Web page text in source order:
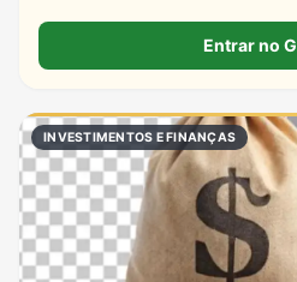
Entrar no
INVESTIMENTOS E FINANÇAS